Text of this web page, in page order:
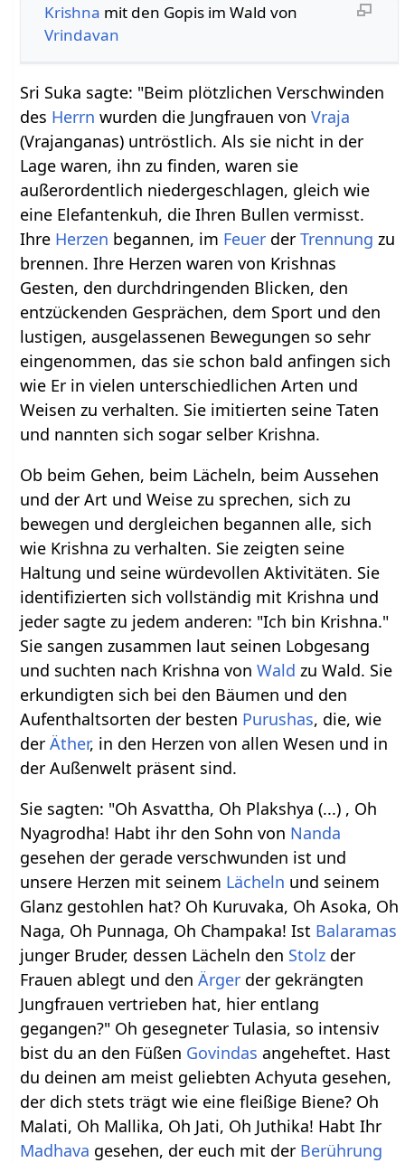
Krishna mit den Gopis im Wald von
Vrindavan
Sri Suka sagte: "Beim plötzlichen Verschwinden
des Herrn wurden die Jungfrauen vonVraja
(Vrajanganas) untröstlich. Als sie nicht in der
Lage waren, ihn zu finden, waren sie
außerordentlich niedergeschlagen, gleich wie
eine Elefantenkuh, die Ihren Bullen vermisst.
Ihre Herzen begannen, im Feuer derTrennung zu
brennen. Ihre Herzen waren von Krishnas
Gesten, den durchdringenden Blicken, den
entzückenden Gesprächen, dem Sport und den
lustigen, ausgelassenen Bewegungen so sehr
eingenommen, das sie schon bald anfingen sich
wie Er in vielen unterschiedlichen Arten und
Weisen zu verhalten. Sie imitierten seine Taten
und nannten sich sogar selber Krishna.
Ob beim Gehen, beim Lächeln, beim Aussehen
und der Art und Weise zu sprechen, sich zu
bewegen und dergleichen begannen alle, sich
wie Krishna zu verhalten. Sie zeigten seine
Haltung und seine würdevollen Aktivitäten. Sie
identifizierten sich vollständig mit Krishna und
jeder sagte zu jedem anderen: "Ich bin Krishna."
Sie sangen zusammen laut seinen Lobgesang
und suchten nach Krishna vonWald zu Wald. Sie
erkundigten sich bei den Bäumen und den
Aufenthaltsorten der besten Purushas, die, wie
derÄther, in den Herzen von allen Wesen und in
der Außenwelt präsent sind.
Sie sagten: "Oh Asvattha, Oh Plakshya (...) , Oh
Nyagrodha! Habt ihr den Sohn von Nanda
gesehen der gerade verschwunden ist und
unsere Herzen mit seinem Lächeln und seinem
Glanz gestohlen hat? Oh Kuruvaka, Oh Asoka, Oh
Naga, Oh Punnaga, Oh Champaka! Ist Balaramas
junger Bruder, dessen Lächeln den Stolz der
Frauen ablegt und denÄrger der gekrängten
Jungfrauen vertrieben hat, hier entlang
gegangen?" Oh gesegneter Tulasia, so intensiv
bist du an den Füßen Govindas angeheftet. Hast
du deinen am meist geliebten Achyuta gesehen,
der dich stets trägt wie eine fleißige Biene? Oh
Malati, Oh Mallika, Oh Jati, Oh Juthika! Habt Ihr
Madhava gesehen, der euch mit der Berührung